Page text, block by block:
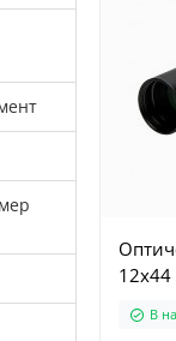
12x44
В